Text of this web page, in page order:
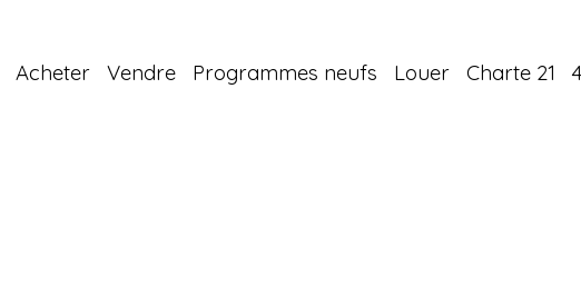
Acheter Vendre Programmes neufs Louer Charte 21